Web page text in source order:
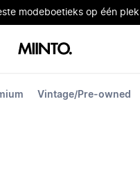
modeboetieks op één plek
Vintage/Pre-owned